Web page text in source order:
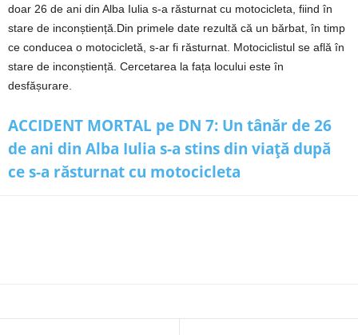
doar 26 de ani din Alba Iulia s-a răsturnat cu motocicleta, fiind în
stare de inconștiență.Din primele date rezultă că un bărbat, în timp
ce conducea o motocicletă, s-ar fi răsturnat. Motociclistul se află în
stare de inconștiență. Cercetarea la fața locului este în
desfășurare.
ACCIDENT MORTAL pe DN 7: Un tânăr de 26
de ani din Alba Iulia s-a stins din viață după
ce s-a răsturnat cu motocicleta